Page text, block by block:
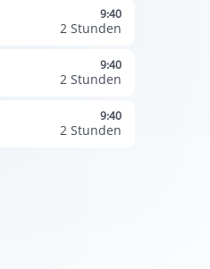
9:40
2 Stunden
9:40
2 Stunden
9:40
2 Stunden